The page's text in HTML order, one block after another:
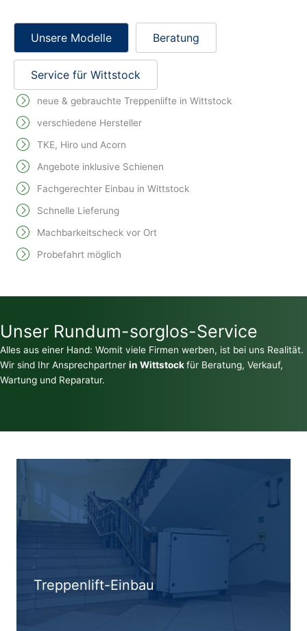
Unsere Modelle Beratung
Service für Wittstock
neue & gebrauchte Treppenlifte in Wittstock
verschiedene Hersteller
TKE, Hiro und Acorn
Angebote inklusive Schienen
Fachgerechter Einbau in Wittstock
Schnelle Lieferung
Machbarkeitscheck vor Ort
Probefahrt möglich
Unser Rundum-sorglos-Service
Alles aus einer Hand: Womit viele Firmen werben, ist bei uns Realität.
Wir sind Ihr Ansprechpartner in Wittstockfür Beratung, Verkauf,
Wartung und Reparatur.
Treppenlift-Einbau